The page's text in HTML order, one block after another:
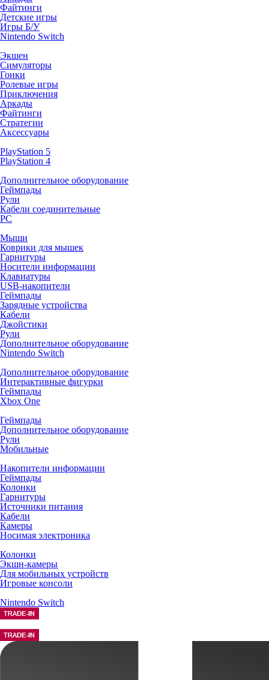
Файтинги
Детские игры
Игры Б/У
Nintendo Switch
Экшен
Симуляторы
Гонки
Ролевые игры
Приключения
Аркады
Файтинги
Стратегии
Аксессуары
PlayStation 5
PlayStation 4
Дополнительное оборудование
Геймпады
Рули
Кабели соединительные
PC
Мыши
Коврики для мышек
Гарнитуры
Носители информации
Клавиатуры
USB-накопители
Геймпады
Зарядные устройства
Кабели
Джойстики
Рули
Дополнительное оборудование
Nintendo Switch
Дополнительное оборудование
Интерактивные фигурки
Геймпады
Xbox One
Геймпады
Дополнительное оборудование
Рули
Мобильные
Накопители информации
Геймпады
Колонки
Гарнитуры
Источники питания
Кабели
Камеры
Носимая электроника
Колонки
Экшн-камеры
Для мобильных устройств
Игровые консоли
Nintendo Switch